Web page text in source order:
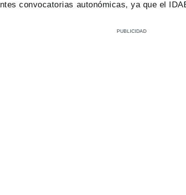
convocatorias autonómicas, ya que el